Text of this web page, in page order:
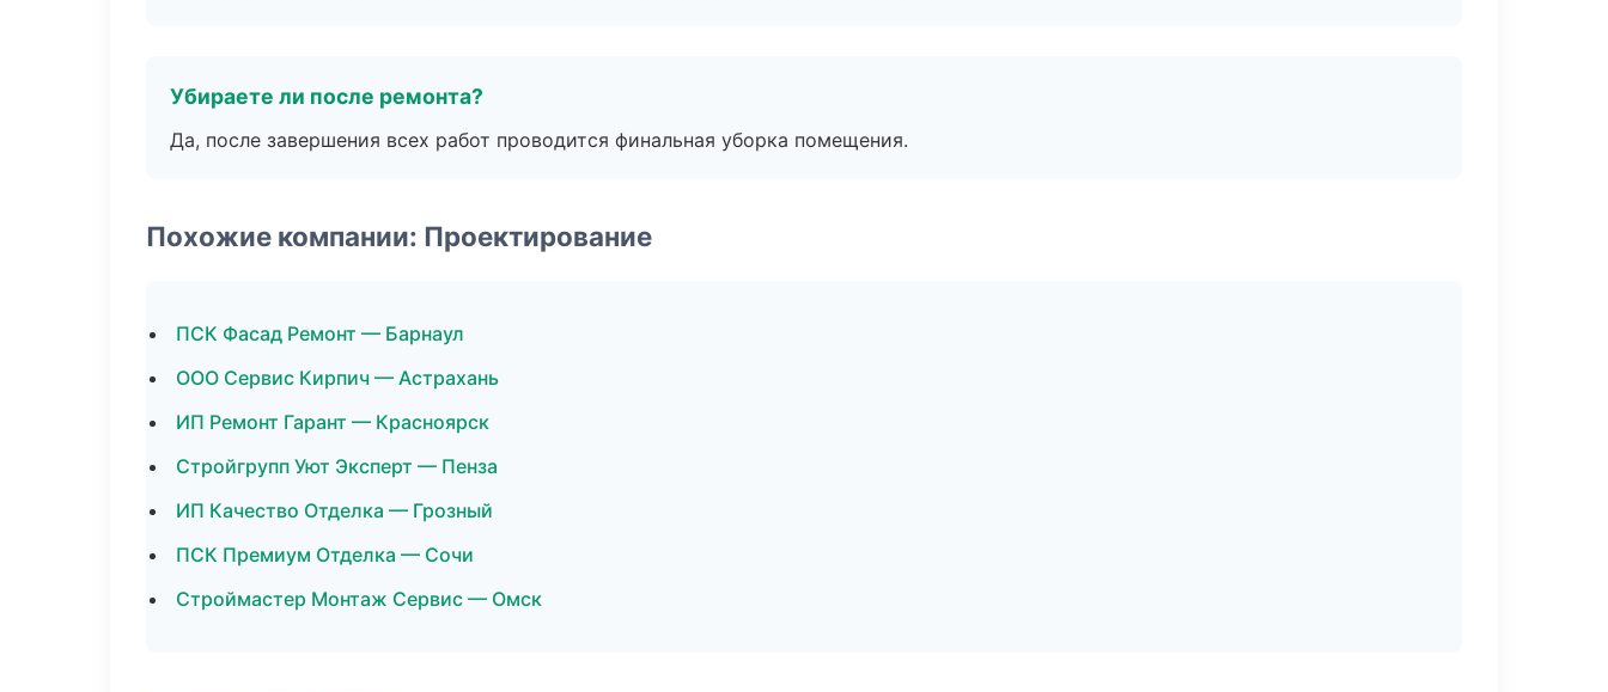
Убираете ли после ремонта?
Да, после завершения всех работ проводится финальная уборка помещения.
Похожие компании: Проектирование
ПСК Фасад Ремонт — Барнаул
ООО Сервис Кирпич — Астрахань
ИП Ремонт Гарант — Красноярск
Стройгрупп Уют Эксперт — Пенза
ИП Качество Отделка — Грозный
ПСК Премиум Отделка — Сочи
Строймастер Монтаж Сервис — Омск